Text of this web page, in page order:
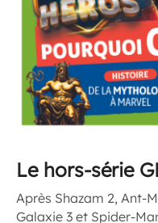
Le hors-série
Après Shazam 2, Ant-
Galaxie 3 et Spider-